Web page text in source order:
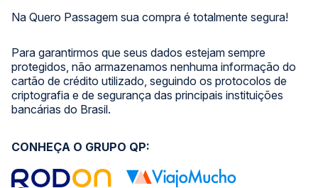
Na Quero Passagem sua compra é totalmente segura!
Para garantirmos que seus dados estejam sempre
protegidos, não armazenamos nenhuma informação do
cartão de crédito utilizado, seguindo os protocolos de
criptografia e de segurança das principais instituições
bancárias do Brasil.
CONHEÇA O GRUPO QP: